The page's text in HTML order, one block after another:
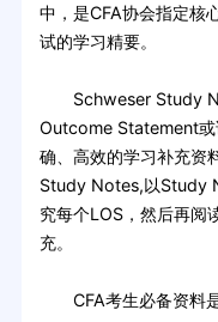
中，是CFA协会指定核
试的学习精要。
Schweser Study
Outcome Statement或
确、高效的学习补充资
Study Notes,以Study
究每个LOS，然后再阅
充。
CFA考生必备资料